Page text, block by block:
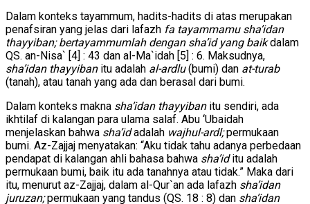
Dalam konteks tayammum, hadits-hadits di atas merupakan
penafsiran yang jelas dari lafazh fa tayammamu sha’idan
thayyiban; bertayammumlah dengan sha’id yang baikdalam
QS. an-Nisa` [4] : 43 dan al-Ma`idah [5] : 6. Maksudnya,
sha’idan thayyiban itu adalah al-ardlu(bumi) dan at-turab
(tanah), atau tanah yang ada dan berasal dari bumi.
Dalam konteks makna sha’idan thayyibanitu sendiri, ada
ikhtilaf di kalangan para ulama salaf. Abu ‘Ubaidah
menjelaskan bahwa sha’idadalah wajhul-ardl;permukaan
bumi. Az-Zajjaj menyatakan: “Aku tidak tahu adanya perbedaan
pendapat di kalangan ahli bahasa bahwa sha’iditu adalah
permukaan bumi, baik itu ada tanahnya atau tidak.” Maka dari
itu, menurut az-Zajjaj, dalam al-Qur`an ada lafazh sha’idan
juruzan;permukaan yang tandus (QS. 18 : 8) dan sha’idan